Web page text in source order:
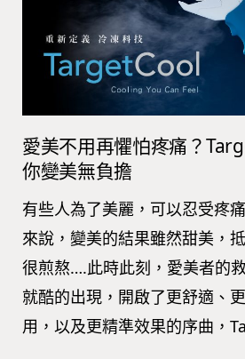
愛美不用再懼怕疼痛？
你變美無負擔
有些人為了美麗，可以忍受疼
來說，變美的結果雖然甜美，
很煎熬….此時此刻，愛美者的
就酷的出現，開啟了更舒適、
用，以及更精準效果的序曲，